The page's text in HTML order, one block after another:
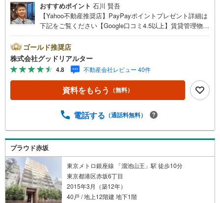
おすすめポイント 石川 賢吾
【Yahoo不動産推奨店】PayPayポイントプレゼント詳細は
下記をご覧ください【Google口コミ4.5以上】賃貸管理物件
介です。投資用マンションを購入する際、最大のリスクは
空室リスクです。利回りがいくら高かろうとも、空室が続
いてしまえば、絵に描いた餅になってしまいます。弊社で
ご紹介するマンションは、人気エリアのお薦め物件はもち
ろんのこと、エリアのニーズに合った人気のお部屋等、賃
貸営業経験スタッフの培ってきた知識と経験を基に物件を
ての対策はお任せください。掲載されている物件は、弊社
い合わせください。※記載賃料等の収入や利回りは、将来に
わたり、得られることを保証するものではありません。※賃
料等については、賃貸中のものについては現在の賃料等
で、空室または所有者居住中等のものについては、周辺の
賃料相場に基づき、満室時を想定して表示しています。
ゴールド推奨店
株式会社グッドリアルター
4.8 不動産会社レビュー 40件
資料をもらう （無料）
電話する （通話料無料）
プラウド赤坂
東京メトロ銀座線 「溜池山王」駅 徒歩10分
東京都港区赤坂6丁目
2015年3月（築12年）
40戸 / 地上12階建 地下1階